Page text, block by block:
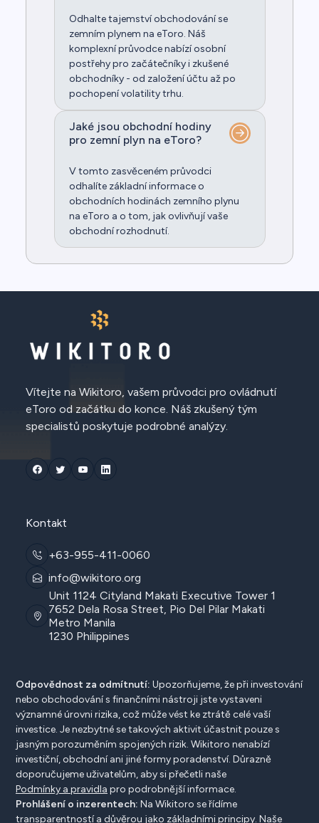
Odhalte tajemství obchodování se
zemním plynem na eToro. Náš
komplexní průvodce nabízí osobní
postřehy pro začátečníky i zkušené
obchodníky - od založení účtu až po
pochopení volatility trhu.
Jaké jsou obchodní hodiny
pro zemní plyn na eToro?
V tomto zasvěceném průvodci
odhalíte základní informace o
obchodních hodinách zemního plynu
na eToro a o tom, jak ovlivňují vaše
obchodní rozhodnutí.
Vítejte na Wikitoro, vašem průvodci pro ovládnutí
eToro od začátku do konce. Náš zkušený tým
specialistů poskytuje podrobné analýzy.
Kontakt
+63-955-411-0060
info@wikitoro.org
Unit 1124 Cityland Makati Executive Tower 1
7652 Dela Rosa Street, Pio Del Pilar Makati
Metro Manila
1230 Philippines
Odpovědnost za odmítnutí: Upozorňujeme, že při investování
nebo obchodování s finančními nástroji jste vystaveni
významné úrovni rizika, což může vést ke ztrátě celé vaší
investice. Je nezbytné se takových aktivit účastnit pouze s
jasným porozuměním spojených rizik. Wikitoro nenabízí
investiční, obchodní ani jiné formy poradenství. Důrazně
doporučujeme uživatelům, aby si přečetli naše
Podmínky a pravidla pro podrobnější informace.
Prohlášení o inzerentech: Na Wikitoro se řídíme
transparentností a důvěrou jako základními principy. Naše